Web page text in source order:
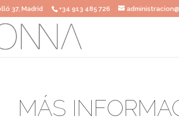
37, Madrid +34 913 485 726
MÁS